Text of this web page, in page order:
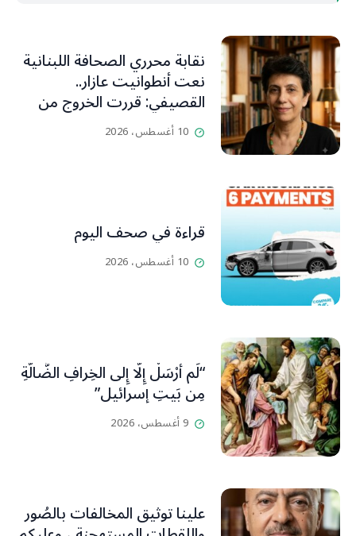
نقابة محرري الصحافة اللبنانية
نعت أنطوانيت عازار..
القصيفي: قررت الخروج من
عزلتها والإنطلاق إلى عالم
أفضل ينسيها ما سامته من
10 أغسطس، 2026
قراءة في صحف اليوم
10 أغسطس، 2026
“لَم أُرْسَلْ إِلَّا إِلى الخِرافِ الضَّالَّةِ
مِن بَيتِ إسرائيل”
9 أغسطس، 2026
علينا توثيق المخالفات بالصُور